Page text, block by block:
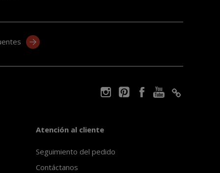
Atención al cliente
Seguimiento del pedido
Contáctanos